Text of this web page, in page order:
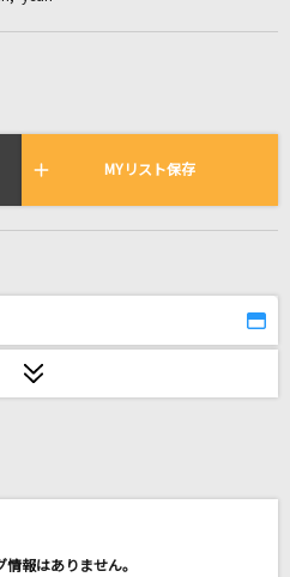
われている曲の一覧
MYリスト保存